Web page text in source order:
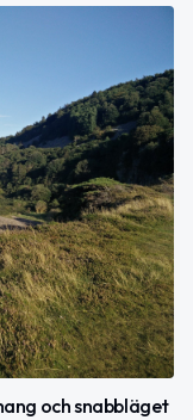
och snabbläget